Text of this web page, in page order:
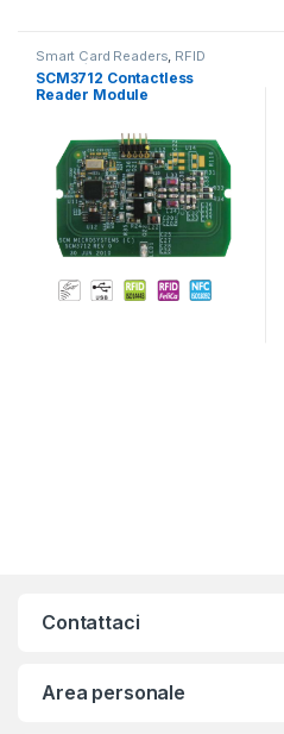
Smart Card Readers, RFID
Reader/Writer HF 13,56 Mhz
NFC Readers
SCM3712 Contactless
Reader Module
Contattaci
Area personale